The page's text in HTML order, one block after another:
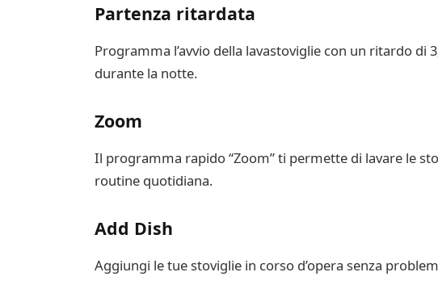
Partenza ritardata
Programma l’avvio della lavastoviglie con un ritardo
durante la notte.
Zoom
Il programma rapido “Zoom” ti permette di lavare le
routine quotidiana.
Add Dish
Aggiungi le tue stoviglie in corso d’opera senza